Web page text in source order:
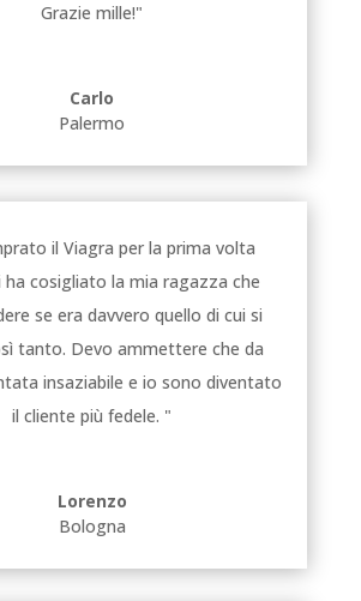
Grazie mille!"
Carlo
Palermo
il Viagra per la prima volta
ha cosigliato la mia ragazza che
se era davvero quello di cui si
tanto. Devo ammettere che da
insaziabile e io sono diventato
il cliente più fedele. "
Lorenzo
Bologna